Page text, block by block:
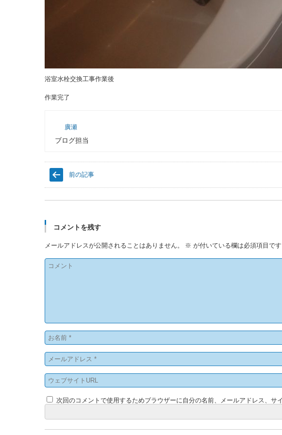
浴室水栓交換工事作業後
作業完了
廣瀬
ブログ担当
前の記事
コメントを残す
メールアドレスが公開されることはありません。 ※ が付いている欄は必須項目です
次回のコメントで使用するためブラウザーに自分の名前、メールアドレス、サ